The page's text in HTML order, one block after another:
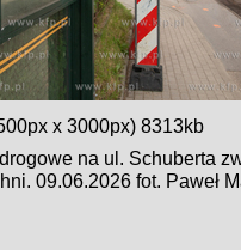
x 3000px) 8313kb
na ul. Schuberta
09.06.2026 fot. Paweł